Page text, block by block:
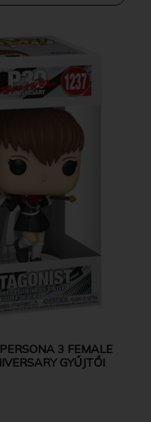
3 FEMALE
GYŰJTŐI